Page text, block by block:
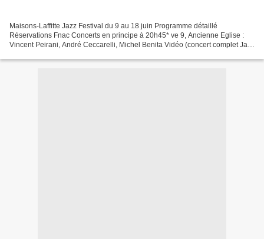
Maisons-Laffitte Jazz Festival du 9 au 18 juin Programme détaillé
Réservations Fnac Concerts en principe à 20h45* ve 9, Ancienne Eglise :
Vincent Peirani, André Ceccarelli, Michel Benita Vidéo (concert complet Jazz